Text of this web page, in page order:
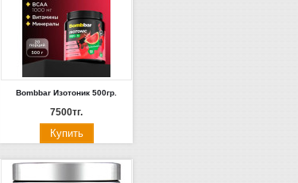
Bombbar Изотоник 500гр.
7500тг.